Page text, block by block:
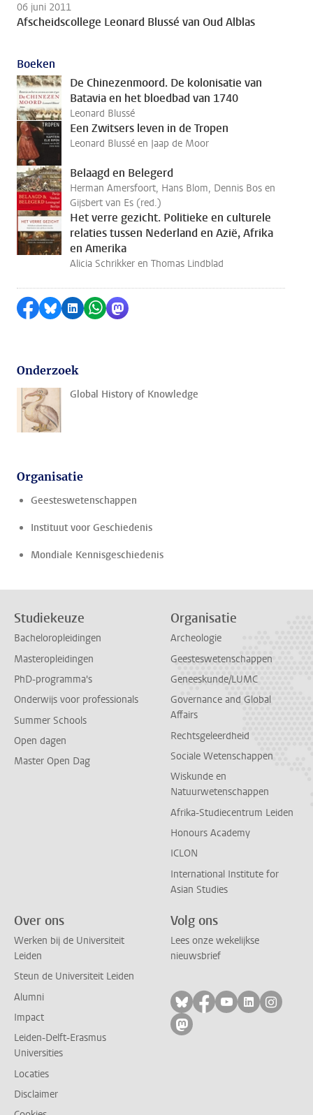
06 juni 2011
Afscheidscollege Leonard Blussé van Oud Alblas
Boeken
De Chinezenmoord. De kolonisatie van
Batavia en het bloedbad van 1740
Leonard Blussé
Een Zwitsers leven in de Tropen
Leonard Blussé en Jaap de Moor
Belaagd en Belegerd
Herman Amersfoort, Hans Blom, Dennis Bos en
Gijsbert van Es (red.)
Het verre gezicht. Politieke en culturele
relaties tussen Nederland en Azië, Afrika
en Amerika
Alicia Schrikker en Thomas Lindblad
Delen op Facebook
Delen via Bluesky
Delen op LinkedIn
Delen via WhatsApp
Delen via Mastodon
Onderzoek
Global History of Knowledge
Organisatie
Geesteswetenschappen
Instituut voor Geschiedenis
Mondiale Kennisgeschiedenis
Studiekeuze
Bacheloropleidingen
Masteropleidingen
PhD-programma's
Onderwijs voor professionals
Summer Schools
Open dagen
Master Open Dag
Organisatie
Archeologie
Geesteswetenschappen
Geneeskunde/LUMC
Governance and Global
Affairs
Rechtsgeleerdheid
Sociale Wetenschappen
Wiskunde en
Natuurwetenschappen
Afrika-Studiecentrum Leiden
Honours Academy
ICLON
International Institute for
Asian Studies
Over ons
Werken bij de Universiteit
Leiden
Steun de Universiteit Leiden
Alumni
Impact
Leiden-Delft-Erasmus
Universities
Locaties
Disclaimer
Volg ons
Lees onze wekelijkse
nieuwsbrief
Volg ons op bluesky
Volg ons op
Volg ons op
Volg ons
Volg
Volg ons op mastodon